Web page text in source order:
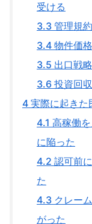
受ける
3.3 管理規
3.4 物件価
3.5 出口戦
3.6 投資回
4 実際に起きた
4.1 高稼働
に陥った
4.2 認可前
た
4.3 クレー
がった